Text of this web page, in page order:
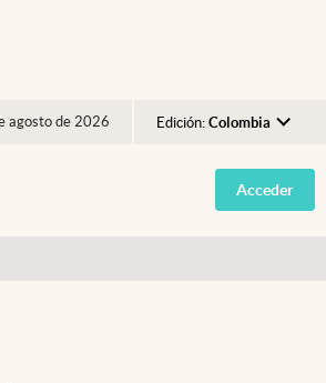
agosto de 2026 Edición: Colombia
Argentina
España
Acceder